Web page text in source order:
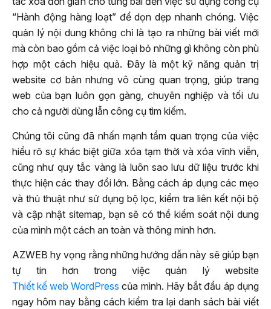
“Hành động hàng loạt” để dọn dẹp nhanh chóng. Việc
quản lý nội dung không chỉ là tạo ra những bài viết mới
mà còn bao gồm cả việc loại bỏ những gì không còn phù
hợp một cách hiệu quả. Đây là một kỹ năng quản trị
website cơ bản nhưng vô cùng quan trọng, giúp trang
web của bạn luôn gọn gàng, chuyên nghiệp và tối ưu
cho cả người dùng lẫn công cụ tìm kiếm.
Chúng tôi cũng đã nhấn mạnh tầm quan trọng của việc
hiểu rõ sự khác biệt giữa xóa tạm thời và xóa vĩnh viễn,
cũng như quy tắc vàng là luôn sao lưu dữ liệu trước khi
thực hiện các thay đổi lớn. Bằng cách áp dụng các mẹo
và thủ thuật như sử dụng bộ lọc, kiểm tra liên kết nội bộ
và cập nhật sitemap, bạn sẽ có thể kiểm soát nội dung
của mình một cách an toàn và thông minh hơn.
AZWEB hy vọng rằng những hướng dẫn này sẽ giúp bạn
tự tin hơn trong việc quản lý website
Thiết kế web WordPress của mình. Hãy bắt đầu áp dụng
ngay hôm nay bằng cách kiểm tra lại danh sách bài viết